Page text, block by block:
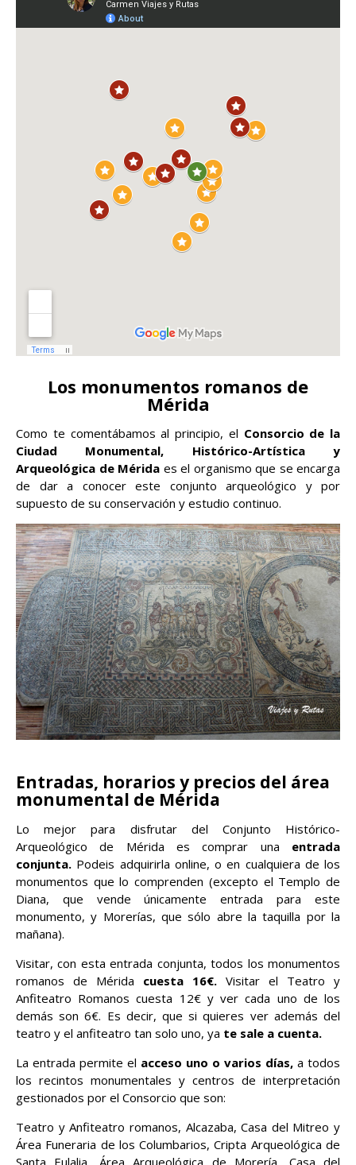
Los monumentos romanos de
Mérida
Como te comentábamos al principio, el Consorcio de la
Ciudad Monumental, Histórico-Artística y
Arqueológica de Mérida es el organismo que se encarga
de dar a conocer este conjunto arqueológico y por
supuesto de su conservación y estudio continuo.
Entradas, horarios y precios del área
monumental de Mérida
Lo mejor para disfrutar del Conjunto Histórico-
Arqueológico de Mérida es comprar una entrada
conjunta. Podeis adquirirla online, o en cualquiera de los
monumentos que lo comprenden (excepto el Templo de
Diana, que vende únicamente entrada para este
monumento, y Morerías, que sólo abre la taquilla por la
mañana).
Visitar, con esta entrada conjunta, todos los monumentos
romanos de Mérida cuesta 16€. Visitar el Teatro y
Anfiteatro Romanos cuesta 12€ y ver cada uno de los
demás son 6€. Es decir, que si quieres ver además del
teatro y el anfiteatro tan solo uno, ya te sale a cuenta.
La entrada permite el acceso uno o varios días, a todos
los recintos monumentales y centros de interpretación
gestionados por el Consorcio que son:
Teatro y Anfiteatro romanos, Alcazaba, Casa del Mitreo y
Área Funeraria de los Columbarios, Cripta Arqueológica de
Santa Eulalia, Área Arqueológica de Morería, Casa del